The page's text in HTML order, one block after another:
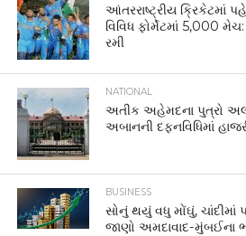
આંતરરાષ્ટ્રીય ક્રિકેટમાં
વિવિધ ફોર્મેટમાં 5,000
રમી
NATIONAL
અતીક અહેમદના પુત્રો
અબાનની દફનવિધિમાં
BUSINESS
સોનું થયું વધુ મોંઘું, ચાંદીમાં
જાણો અમદાવાદ-મુંબઈના